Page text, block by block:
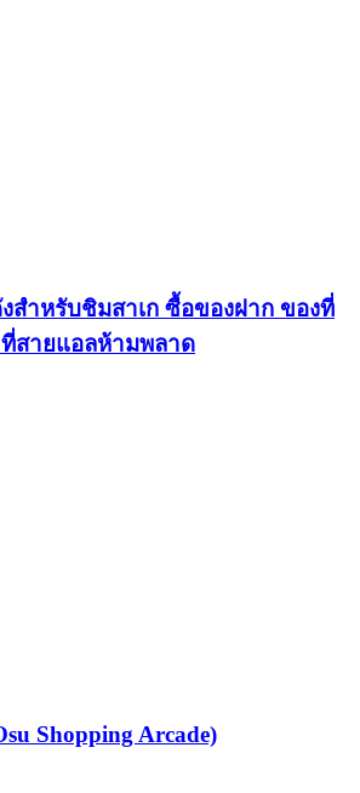
สำหรับชิมสาเก ซื้อของฝาก ของที่
สายแอลห้ามพลาด
Shopping Arcade)